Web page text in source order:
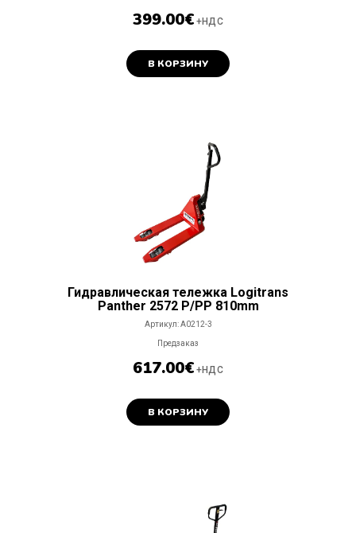
399.00€ +НДС
В КОРЗИНУ
Гидравлическая тележка Logitrans
Panther 2572 P/PP 810mm
Артикул:A0212-3
Предзаказ
617.00€ +НДС
В КОРЗИНУ